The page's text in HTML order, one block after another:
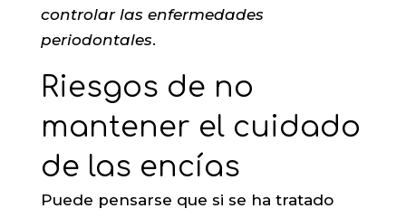
controlar las enfermedades
periodontales.
Riesgos de no
mantener el cuidado
de las encías
Puede pensarse que si se ha tratado